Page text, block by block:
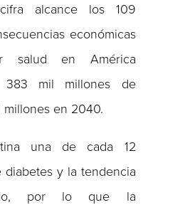
alcance los 109
económicas
salud en América
383 mil millones de
en 2040.
una de cada 12
diabetes y la tendencia
por lo que la